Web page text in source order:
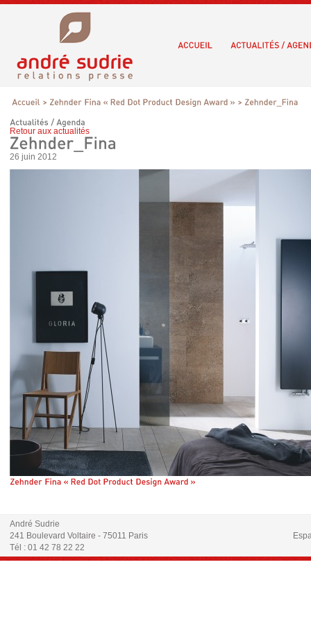
Retour aux actualités
26 juin 2012
André Sudrie
241 Boulevard Voltaire - 75011 Paris
Tél : 01 42 78 22 22